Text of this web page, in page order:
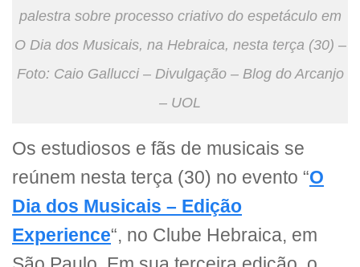
palestra sobre processo criativo do espetáculo em
O Dia dos Musicais, na Hebraica, nesta terça (30) –
Foto: Caio Gallucci – Divulgação – Blog do Arcanjo
– UOL
Os estudiosos e fãs de musicais se
reúnem nesta terça (30) no evento “O
Dia dos Musicais – Edição
Experience“, no Clube Hebraica, em